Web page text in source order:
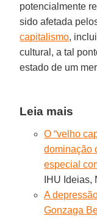
potencialmente
sido afetada
capitalismo,
cultural, a tal
estado de um
Leia mais
O “velho
dominação
especial
IHU Ideias,
A
Gonzaga